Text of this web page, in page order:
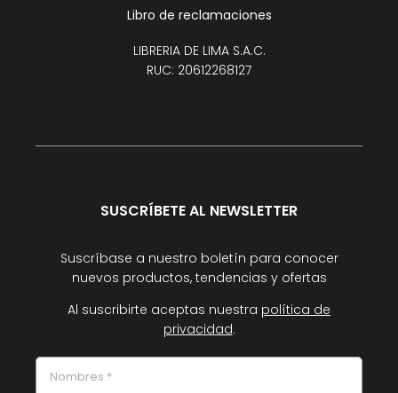
Libro de reclamaciones
LIBRERIA DE LIMA S.A.C.
RUC: 20612268127
SUSCRÍBETE AL NEWSLETTER
Suscríbase a nuestro boletín para conocer
nuevos productos, tendencias y ofertas
Al suscribirte aceptas nuestra política de
privacidad.